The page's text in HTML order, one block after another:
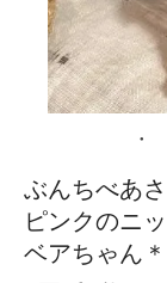
ぶんちべあ
ピンクのニ
ベアちゃん